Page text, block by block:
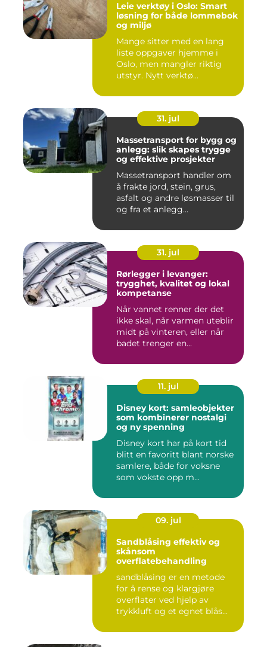
Leie verktøy i Oslo: Smart
løsning for både lommebok
og miljø
Mange sitter med en lang
liste oppgaver hjemme i
Oslo, men mangler riktig
utstyr. Nytt verktø...
31. jul
Massetransport for bygg og
anlegg: slik skapes trygge
og effektive prosjekter
Massetransport handler om
å frakte jord, stein, grus,
asfalt og andre løsmasser til
og fra et anlegg...
31. jul
Rørlegger i levanger:
trygghet, kvalitet og lokal
kompetanse
Når vannet renner der det
ikke skal, når varmen uteblir
midt på vinteren, eller når
badet trenger en...
11. jul
Disney kort: samleobjekter
som kombinerer nostalgi
og ny spenning
Disney kort har på kort tid
blitt en favoritt blant norske
samlere, både for voksne
som vokste opp m...
09. jul
Sandblåsing effektiv og
skånsom
overflatebehandling
sandblåsing er en metode
for å rense og klargjøre
overflater ved hjelp av
trykkluft og et egnet blås...